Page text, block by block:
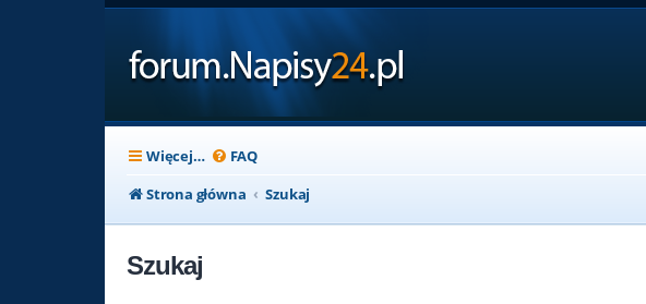
Więcej… FAQ
Strona główna
Szukaj
Szukaj